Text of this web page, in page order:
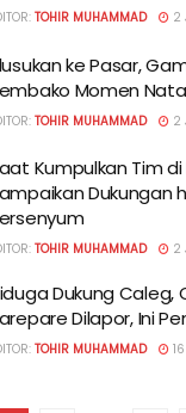
TOHIR MUHAMMAD 2
ke Pasar,
Momen
TOHIR MUHAMMAD 2
Kumpulkan Tim di
Dukungan
TOHIR MUHAMMAD 2
Dukung Caleg,
Dilapor, Ini
TOHIR MUHAMMAD